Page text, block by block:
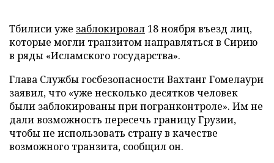
Тбилиси уже заблокировал 18 ноября въезд лиц,
которые могли транзитом направляться в Сирию
в ряды «Исламского государства».
Глава Службы госбезопасности Вахтанг Гомелаури
заявил, что «уже несколько десятков человек
были заблокированы при погранконтроле». Им не
дали возможность пересечь границу Грузии,
чтобы не использовать страну в качестве
возможного транзита, сообщил он.